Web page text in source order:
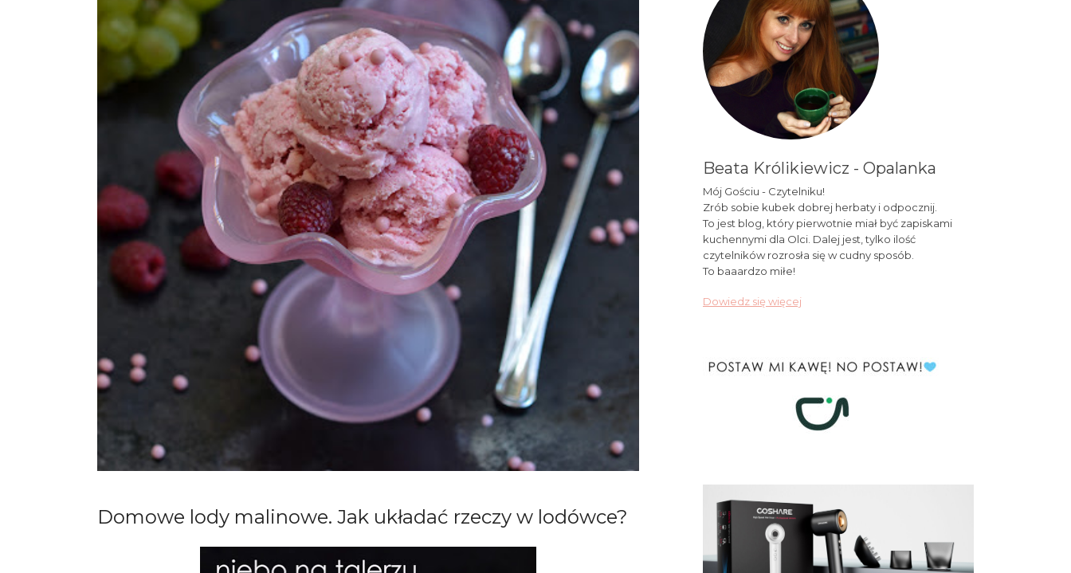
Domowe lody malinowe. Jak układać rzeczy w lodówce?
Beata Królikiewicz - Opalanka
Mój Gościu - Czytelniku!
Zrób sobie kubek dobrej herbaty i odpocznij.
To jest blog, który pierwotnie miał być zapiskami
kuchennymi dla Olci. Dalej jest, tylko ilość
czytelników rozrosła się w cudny sposób.
To baaardzo miłe!
Dowiedz się więcej